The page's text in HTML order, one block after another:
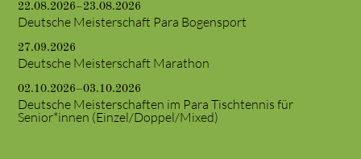
22.08.2026–23.08.2026
Deutsche Meisterschaft Para Bogensport
27.09.2026
Deutsche Meisterschaft Marathon
02.10.2026–03.10.2026
Deutsche Meisterschaften im Para Tischtennis für
Senior*innen (Einzel/Doppel/Mixed)